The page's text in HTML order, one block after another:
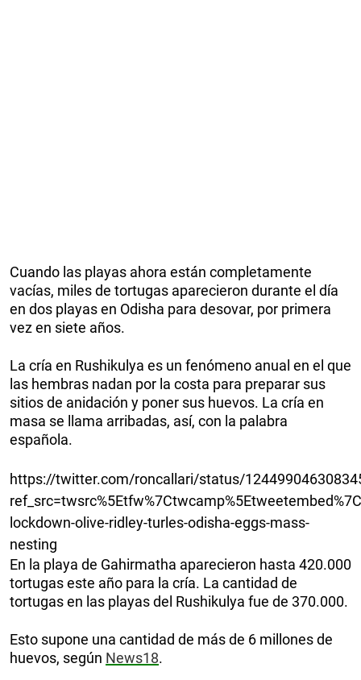
Cuando las playas ahora están completamente
vacías, miles de tortugas aparecieron durante el día
en dos playas en Odisha para desovar, por primera
vez en siete años.
La cría en Rushikulya es un fenómeno anual en el que
las hembras nadan por la costa para preparar sus
sitios de anidación y poner sus huevos. La cría en
masa se llama arribadas, así, con la palabra
española.
https://twitter.com/roncallari/status/
lockdown-olive-ridley-turles-odisha-eggs-mass-
nesting
En la playa de Gahirmatha aparecieron hasta 420.000
tortugas este año para la cría. La cantidad de
tortugas en las playas del Rushikulya fue de 370.000.
Esto supone una cantidad de más de 6 millones de
huevos, según News18.